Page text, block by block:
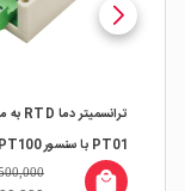
PT01 با سنسور PT100
local_mall